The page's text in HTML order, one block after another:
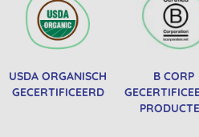
USDA ORGANISCH
GECERTIFICEERD
B CORP